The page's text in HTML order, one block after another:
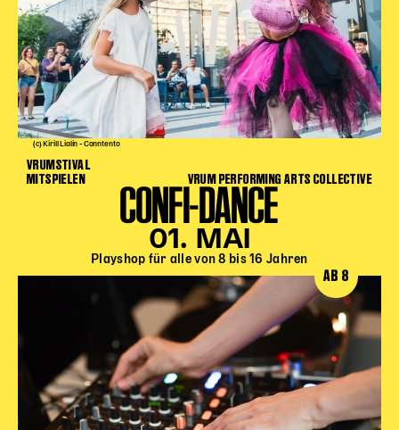
(c) Kirill Lialin - Conntento
VRUMSTIVAL
MITSPIELEN
VRUM PERFORMING ARTS COLLECTIVE
CONFI-DANCE
01. MAI
Playshop für alle von 8 bis 16 Jahren
AB 8